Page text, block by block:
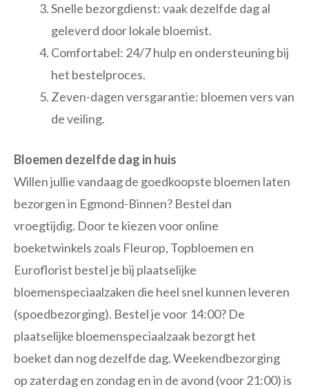
Snelle bezorgdienst: vaak dezelfde dag al
geleverd door lokale bloemist.
Comfortabel: 24/7 hulp en ondersteuning bij
het bestelproces.
Zeven-dagen versgarantie: bloemen vers van
de veiling.
Bloemen dezelfde dag in huis
Willen jullie vandaag de goedkoopste bloemen laten
bezorgen in Egmond-Binnen? Bestel dan
vroegtijdig. Door te kiezen voor online
boeketwinkels zoals Fleurop, Topbloemen en
Euroflorist bestel je bij plaatselijke
bloemenspeciaalzaken die heel snel kunnen leveren
(spoedbezorging). Bestel je voor 14:00? De
plaatselijke bloemenspeciaalzaak bezorgt het
boeket dan nog dezelfde dag. Weekendbezorging
op zaterdag en zondag en in de avond (voor 21:00) is